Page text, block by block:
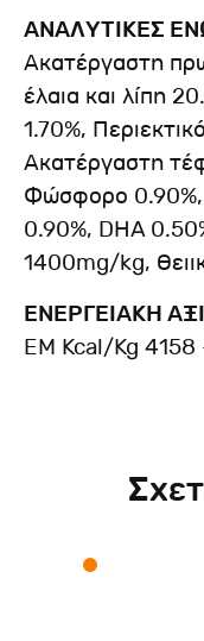
ΑΝΑΛΥΤΙΚΕΣ
Ακατέργαστη
έλαια και λίπη
1.70%,
Ακατέργαστη
Φώσφορο
0.90%, DHA
1400mg/kg,
ΕΝΕΡΓΕΙΑΚΗ
EM Kcal/Kg 4158